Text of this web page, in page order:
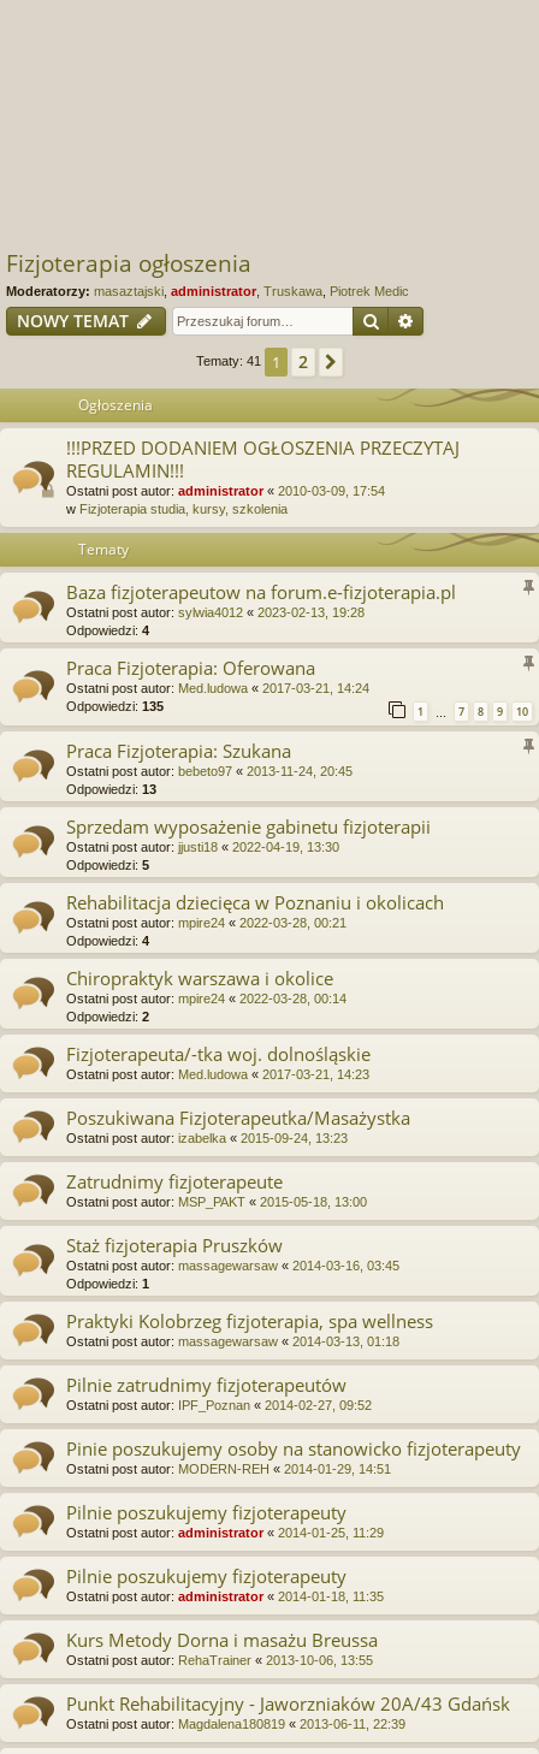
Fizjoterapia ogłoszenia
Moderatorzy: masaztajski administrator Truskawa Piotrek Medic
NOWY TEMAT SzukajWyszukiwanie
Tematy: 41 1 2
Ogłoszenia
!!!PRZED DODANIEM OGŁOSZENIA PRZECZYTAJ
REGULAMIN!!!
Ostatni post autor: administrator« 2010-03-09, 17:54
w Fizjoterapia studia, kursy, szkolenia
Tematy
Baza fizjoterapeutow na forum.e-fizjoterapia.pl
Ostatni post autor: sylwia4012 « 2023-02-13, 19:28
Odpowiedzi: 4
Praca Fizjoterapia: Oferowana
Ostatni post autor: Med.ludowa « 2017-03-21, 14:24
Odpowiedzi: 135 1 … 7 8 9 10
Praca Fizjoterapia: Szukana
Ostatni post autor: bebeto97 « 2013-11-24, 20:45
Odpowiedzi: 13
Sprzedam wyposażenie gabinetu fizjoterapii
Ostatni post autor: jjusti18 « 2022-04-19, 13:30
Odpowiedzi: 5
Rehabilitacja dziecięca w Poznaniu i okolicach
Ostatni post autor: mpire24 « 2022-03-28, 00:21
Odpowiedzi: 4
Chiropraktyk warszawa i okolice
Ostatni post autor: mpire24 « 2022-03-28, 00:14
Odpowiedzi: 2
Fizjoterapeuta/-tka woj. dolnośląskie
Ostatni post autor: Med.ludowa « 2017-03-21, 14:23
Poszukiwana Fizjoterapeutka/Masażystka
Ostatni post autor: izabelka « 2015-09-24, 13:23
Zatrudnimy fizjoterapeute
Ostatni post autor: MSP_PAKT « 2015-05-18, 13:00
Staż fizjoterapia Pruszków
Ostatni post autor: massagewarsaw « 2014-03-16, 03:45
Odpowiedzi: 1
Praktyki Kolobrzeg fizjoterapia, spa wellness
Ostatni post autor: massagewarsaw « 2014-03-13, 01:18
Pilnie zatrudnimy fizjoterapeutów
Ostatni post autor: IPF_Poznan « 2014-02-27, 09:52
Pinie poszukujemy osoby na stanowicko fizjoterapeuty
Ostatni post autor: MODERN-REH « 2014-01-29, 14:51
Pilnie poszukujemy fizjoterapeuty
Ostatni post autor: administrator« 2014-01-25, 11:29
Pilnie poszukujemy fizjoterapeuty
Ostatni post autor: administrator« 2014-01-18, 11:35
Kurs Metody Dorna i masażu Breussa
Ostatni post autor: RehaTrainer « 2013-10-06, 13:55
Punkt Rehabilitacyjny - Jaworzniaków 20A/43 Gdańsk
Ostatni post autor: Magdalena180819 « 2013-06-11, 22:39